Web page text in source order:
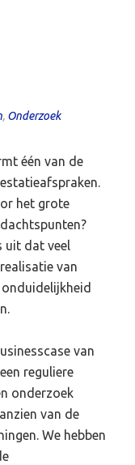
, Onderzoek
één van de
het grote
uit dat veel
van
van
reguliere
onderzoek
van de
We hebben